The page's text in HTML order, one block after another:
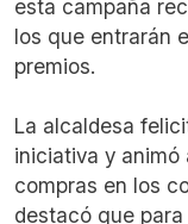
esta campaña
los que entrarán
premios.
La alcaldesa
iniciativa y animó
compras en los
destacó que